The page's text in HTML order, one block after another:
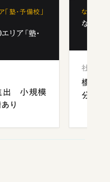
塾・予備校」
ア「塾・
進出 小規模
り
なぜ「フ
なぜ「
社会
橋本愛
分 佐